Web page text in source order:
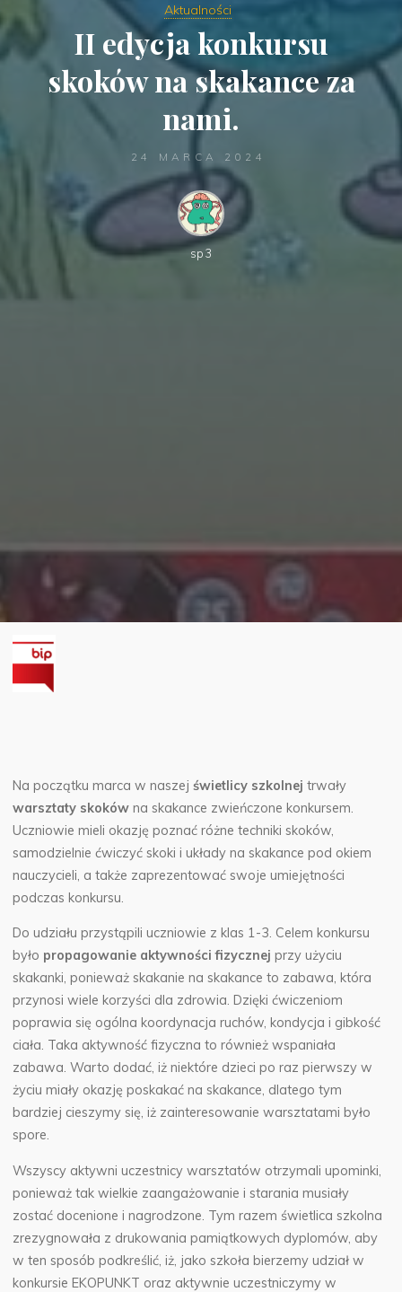
Aktualności
II edycja konkursu
skoków na skakance za
nami.
24 MARCA 2024
sp3
Na początku marca w naszejświetlicy szkolnej trwały
warsztaty skoków na skakance zwieńczone konkursem.
Uczniowie mieli okazję poznać różne techniki skoków,
samodzielnie ćwiczyć skoki i układy na skakance pod okiem
nauczycieli, a także zaprezentować swoje umiejętności
podczas konkursu.
Do udziału przystąpili uczniowie z klas 1-3. Celem konkursu
było propagowanie aktywności fizycznej przy użyciu
skakanki, ponieważ skakanie na skakance to zabawa, która
przynosi wiele korzyści dla zdrowia. Dzięki ćwiczeniom
poprawia się ogólna koordynacja ruchów, kondycja i gibkość
ciała. Taka aktywność fizyczna to również wspaniała
zabawa. Warto dodać, iż niektóre dzieci po raz pierwszy w
życiu miały okazję poskakać na skakance, dlatego tym
bardziej cieszymy się, iż zainteresowanie warsztatami było
spore.
Wszyscy aktywni uczestnicy warsztatów otrzymali upominki,
ponieważ tak wielkie zaangażowanie i starania musiały
zostać docenione i nagrodzone. Tym razem świetlica szkolna
zrezygnowała z drukowania pamiątkowych dyplomów, aby
w ten sposób podkreślić, iż, jako szkoła bierzemy udział w
konkursie EKOPUNKT oraz aktywnie uczestniczymy w